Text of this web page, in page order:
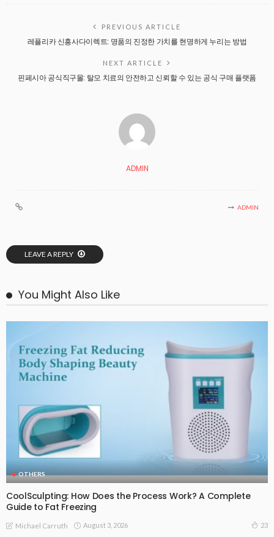
PREVIOUS ARTICLE
레플리카 신흥사다이렉트: 명품의 진정한 가치를 현명하게 누리는 방법
NEXT ARTICLE
핀페시아 공식직구몰: 탈모 치료의 안전하고 신뢰할 수 있는 공식 구매 플랫폼
ADMIN
ADMIN
LEAVE A REPLY
You Might Also Like
OTHERS
CoolSculpting: How Does the Process Work? A Complete
Guide to Fat Freezing
Michael Carruth August 3, 2026 23